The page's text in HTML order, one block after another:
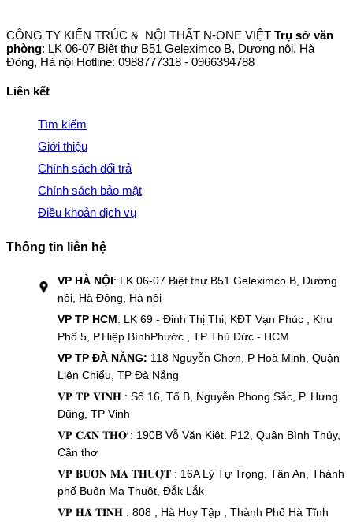
CÔNG TY KIẾN TRÚC & NỘI THẤT N-ONE VIỆT Trụ sở văn
phòng: LK 06-07 Biệt thự B51 Geleximco B, Dương nội, Hà
Đông, Hà nội Hotline: 0988777318 - 0966394788
Liên kết
Tìm kiếm
Giới thiệu
Chính sách đổi trả
Chính sách bảo mật
Điều khoản dịch vụ
Thông tin liên hệ
VP HÀ NỘI: LK 06-07 Biệt thự B51 Geleximco B, Dương
nội, Hà Đông, Hà nội
VP TP HCM: LK 69 - Đinh Thị Thi, KĐT Vạn Phúc , Khu
Phố 5, P.Hiệp BìnhPhước , TP Thủ Đức - HCM
VP TP ĐÀ NẴNG: 118 Nguyễn Chơn, P Hoà Minh, Quận
Liên Chiểu, TP Đà Nẵng
𝐕𝐏 𝐓𝐏 𝐕𝐈𝐍𝐇 : Số 16, Tổ B, Nguyễn Phong Sắc, P. Hưng
Dũng, TP Vinh
𝐕𝐏 𝐂𝐀̂̀𝐍 𝐓𝐇𝐎̛ : 190B Vỗ Văn Kiệt. P12, Quân Bình Thủy,
Cần thơ
𝐕𝐏 𝐁𝐔𝐎̂𝐍 𝐌𝐀 𝐓𝐇𝐔𝐎̣̂𝐓 : 16A Lý Tự Trọng, Tân An, Thành
phố Buôn Ma Thuột, Đắk Lắk
𝐕𝐏 𝐇𝐀̀ 𝐓𝐈̃𝐍𝐇 : 808 , Hà Huy Tập , Thành Phố Hà Tĩnh